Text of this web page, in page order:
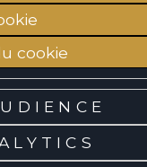
cookie